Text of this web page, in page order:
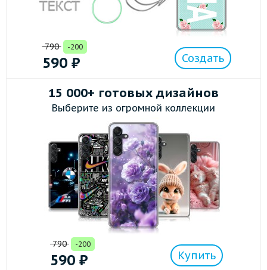
790 -200
590 ₽ Создать
15 000+ готовых дизайнов
Выберите из огромной коллекции
790 -200
590 ₽ Купить